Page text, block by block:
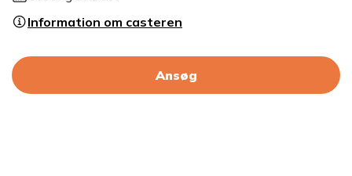
Information om casteren
Ansøg